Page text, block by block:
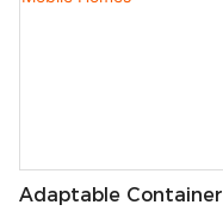
Adaptable Container